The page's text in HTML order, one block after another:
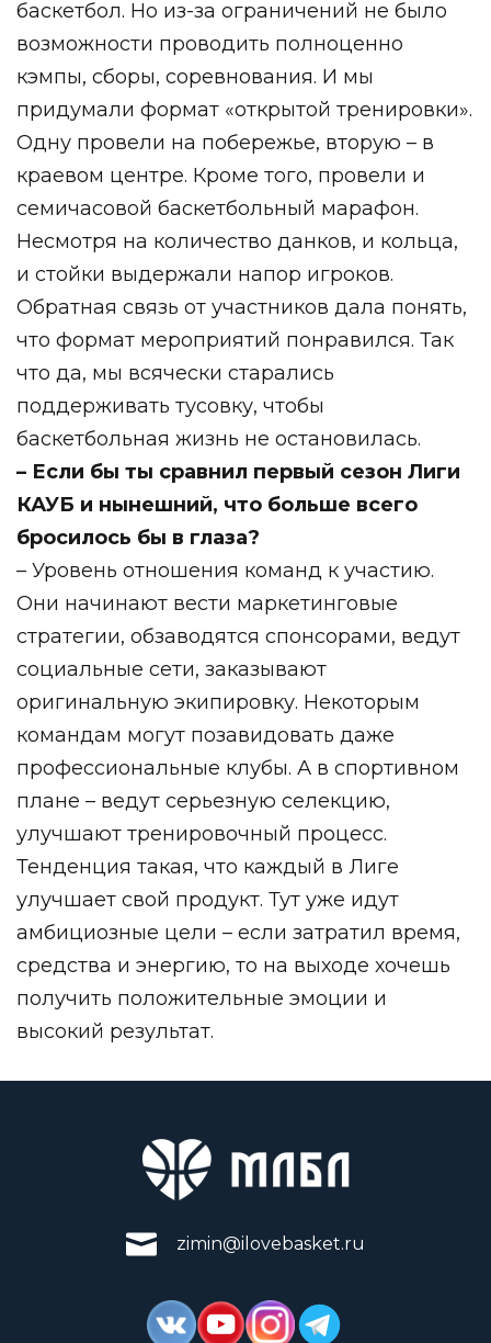
баскетбол. Но из-за ограничений не было
возможности проводить полноценно
кэмпы, сборы, соревнования. И мы
придумали формат «открытой тренировки».
Одну провели на побережье, вторую – в
краевом центре. Кроме того, провели и
семичасовой баскетбольный марафон.
Несмотря на количество данков, и кольца,
и стойки выдержали напор игроков.
Обратная связь от участников дала понять,
что формат мероприятий понравился. Так
что да, мы всячески старались
поддерживать тусовку, чтобы
баскетбольная жизнь не остановилась.
– Если бы ты сравнил первый сезон Лиги
КАУБ и нынешний, что больше всего
бросилось бы в глаза?
– Уровень отношения команд к участию.
Они начинают вести маркетинговые
стратегии, обзаводятся спонсорами, ведут
социальные сети, заказывают
оригинальную экипировку. Некоторым
командам могут позавидовать даже
профессиональные клубы. А в спортивном
плане – ведут серьезную селекцию,
улучшают тренировочный процесс.
Тенденция такая, что каждый в Лиге
улучшает свой продукт. Тут уже идут
амбициозные цели – если затратил время,
средства и энергию, то на выходе хочешь
получить положительные эмоции и
высокий результат.
zimin@ilovebasket.ru